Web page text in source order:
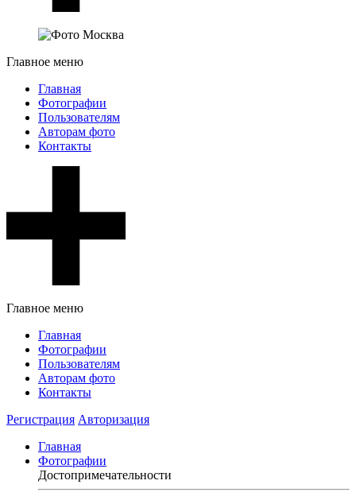
Главное меню
Главная
Фотографии
Пользователям
Авторам фото
Контакты
Главное меню
Главная
Фотографии
Пользователям
Авторам фото
Контакты
Регистрация Авторизация
Главная
Фотографии
Достопримечательности